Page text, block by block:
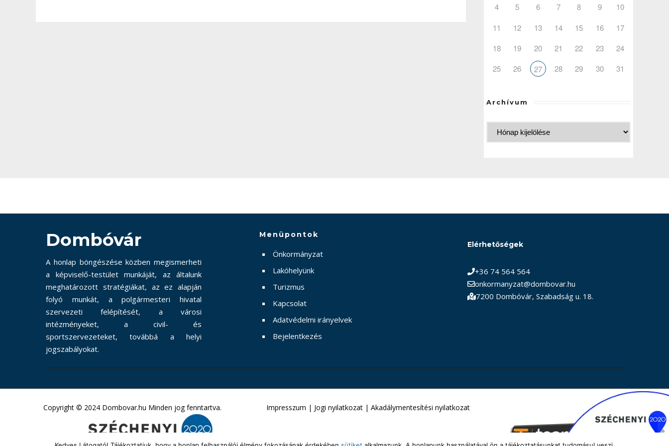
4
5 6 7 8 9
10
11
12 13 14 15 16
17
18
19 20 21 22 23
24
25
26 27 28 29 30 31
Archívum
Dombóvár
A honlap böngészése közben megismerheti
a képviselő-testület munkáját, az általunk
meghatározott stratégiákat, az ez alapján
folyó munkát, a polgármesteri hivatal
szervezeti felépítését, a városi
intézményeket, a civil- és
sportszervezeteket, továbbá a helyi
jogszabályokat.
Menüpontok
Önkormányzat
Lakóhelyünk
Turizmus
Kapcsolat
Adatvédelmi irányelvek
Bejelentkezés
Elérhetőségek
+36 74 564 564
onkormanyzat@dombovar.hu
7200 Dombóvár, Szabadság u. 18.
Copyright © 2024 Dombovar.hu Minden jog fenntartva. Impresszum | Jogi nyilatkozat | Akadálymentesítési nyilatkozat